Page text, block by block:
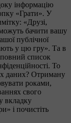
інформацію
«Грати». У
«Друзі,
бачити вашу
публічної
у цю гру». Та в
повний список
То
даних? Отриману
роками,
свого
вкладку
і почистіть